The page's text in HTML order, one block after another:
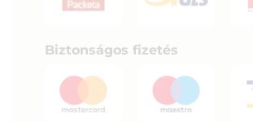
Biztonságos fizetés